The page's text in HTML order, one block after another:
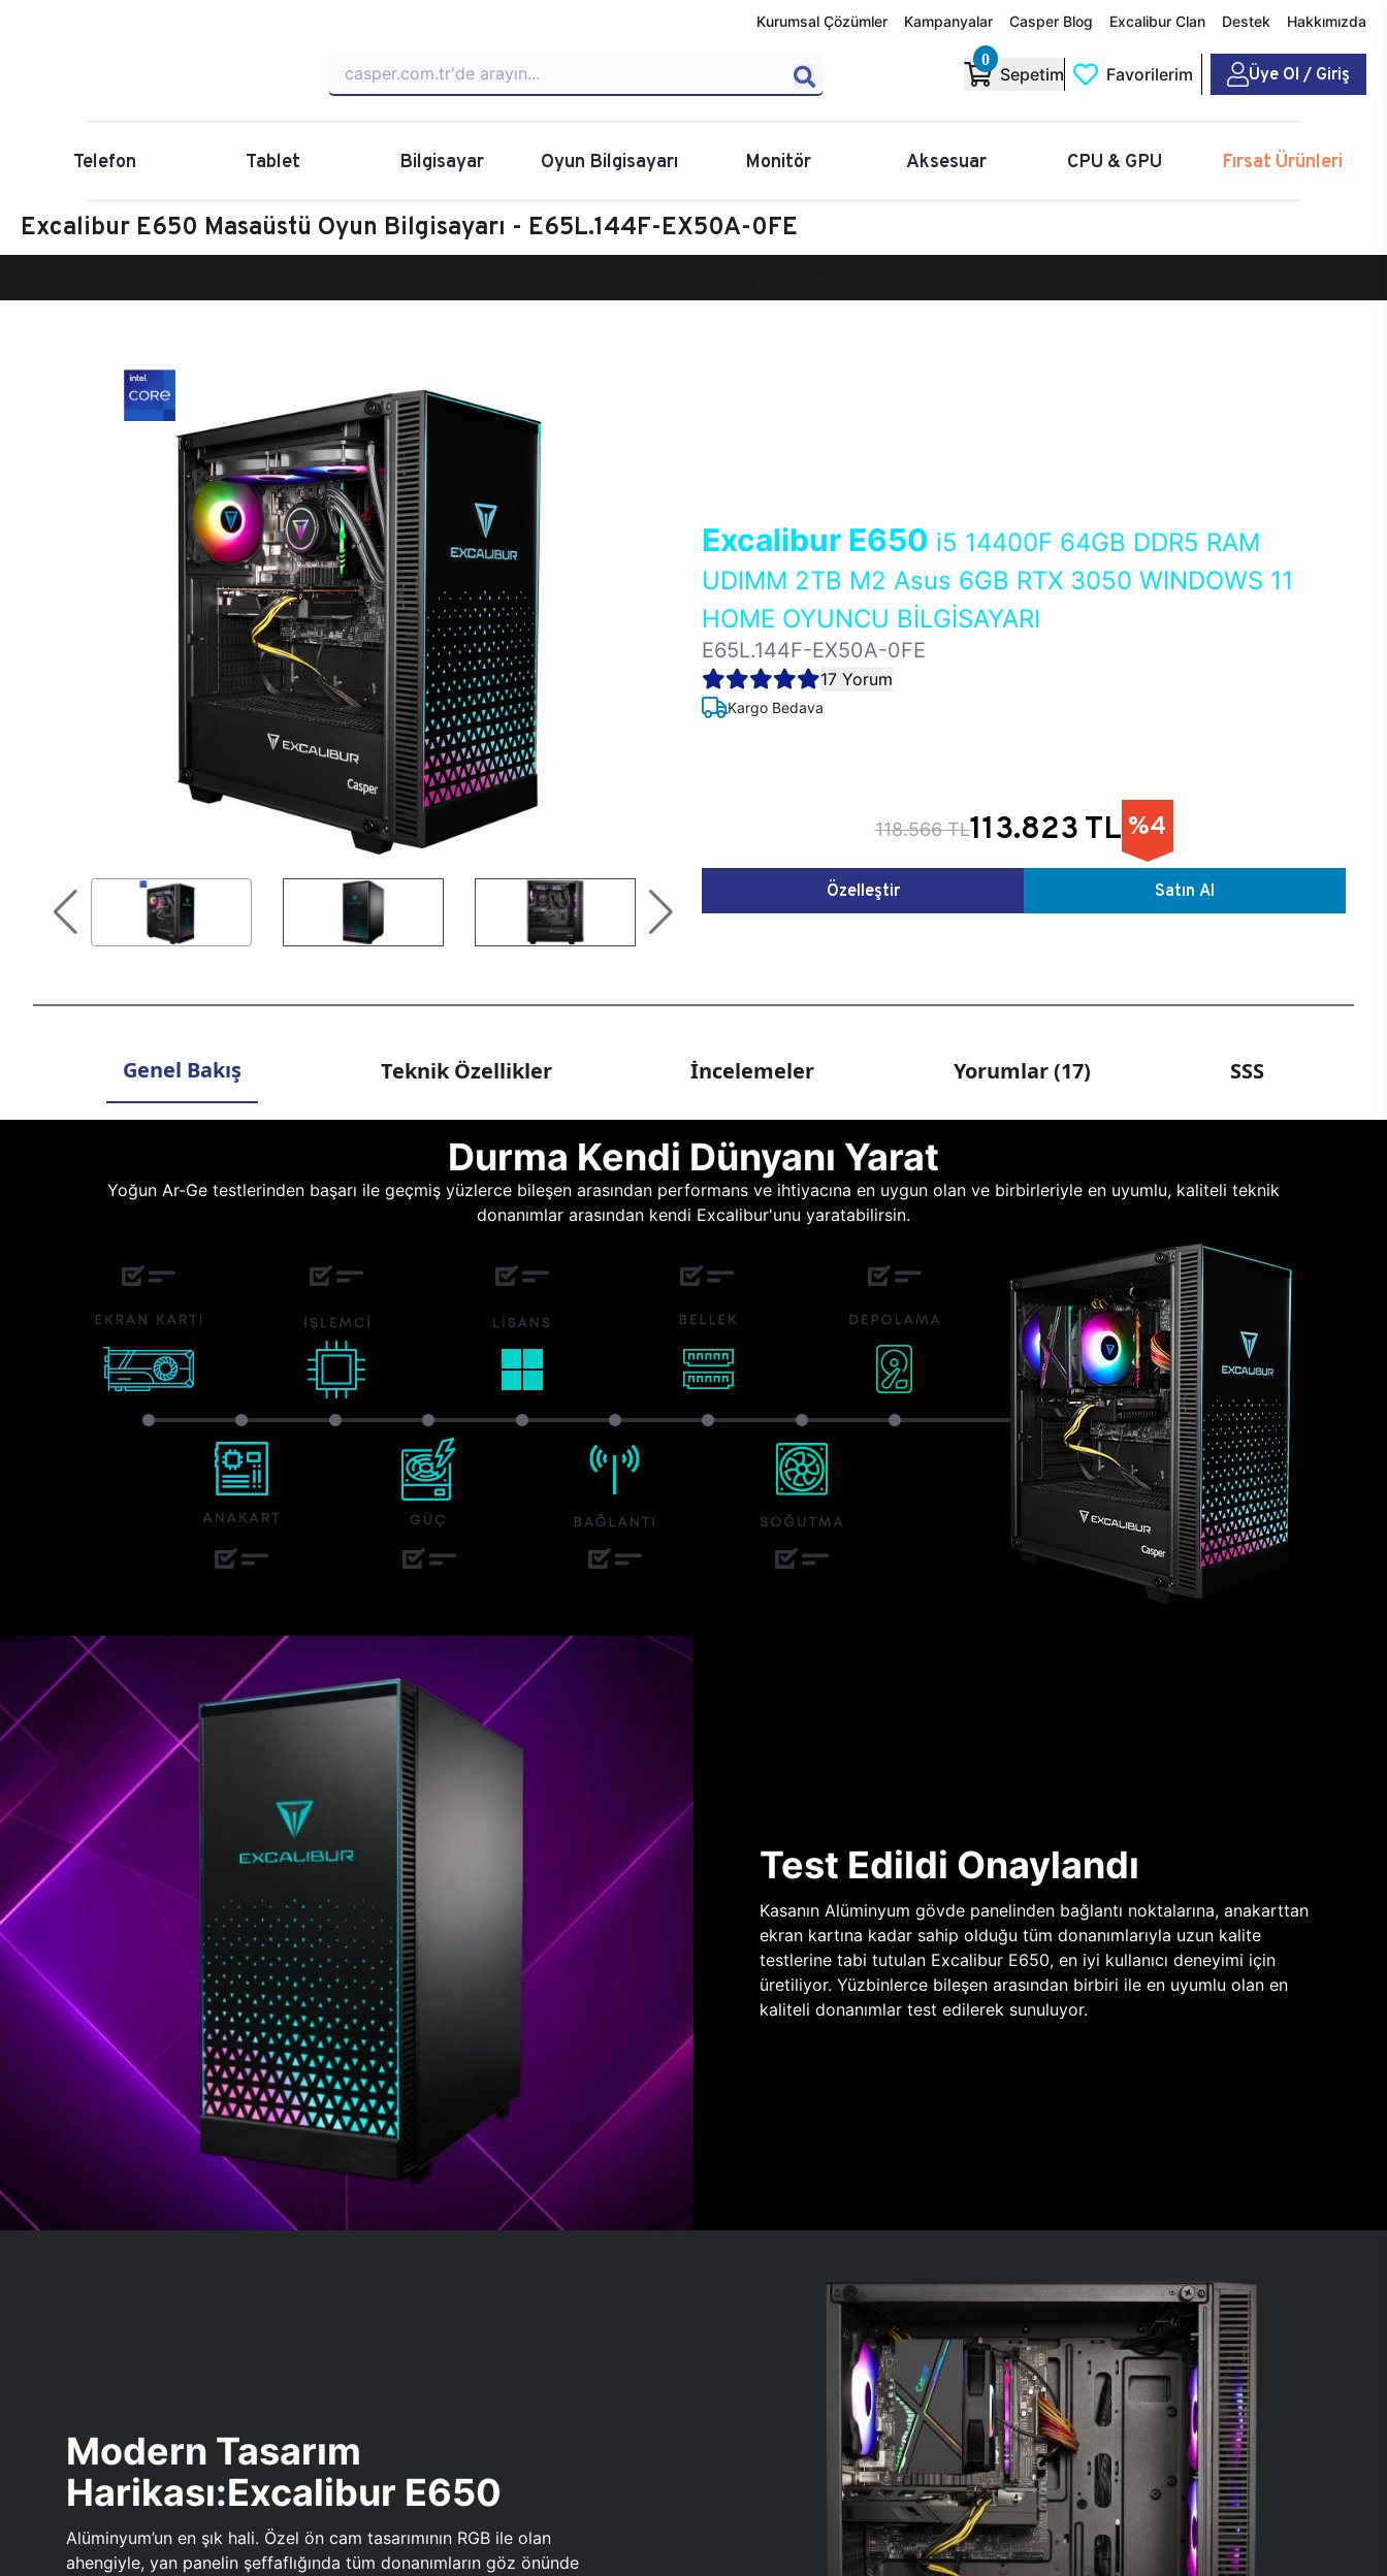
Kurumsal Çözümler Kampanyalar Casper Blog Excalibur Clan Destek Hakkımızda
0
Sepetim Favorilerim Üye Ol / Giriş
Telefon Tablet Bilgisayar Oyun Bilgisayarı Monitör Aksesuar CPU & GPU Fırsat Ürünleri
Excalibur E650 Masaüstü Oyun Bilgisayarı - E65L.144F-EX50A-0FE
Excalibur E650 i5 14400F 64GB DDR5 RAM
UDIMM 2TB M2 Asus 6GB RTX 3050 WINDOWS 11
HOME OYUNCU BİLGİSAYARI
E65L.144F-EX50A-0FE
17 Yorum
Kargo Bedava
118.566 TL113.823 TL %4
Özelleştir Satın Al
Genel Bakış Teknik Özellikler İncelemeler Yorumlar (17) SSS
Durma Kendi Dünyanı Yarat
Yoğun Ar-Ge testlerinden başarı ile geçmiş yüzlerce bileşen arasından performans ve ihtiyacına en uygun olan ve birbirleriyle en uyumlu, kaliteli teknik
donanımlar arasından kendi Excalibur'unu yaratabilirsin.
Test Edildi Onaylandı
Kasanın Alüminyum gövde panelinden bağlantı noktalarına, anakarttan
ekran kartına kadar sahip olduğu tüm donanımlarıyla uzun kalite
testlerine tabi tutulan Excalibur E650, en iyi kullanıcı deneyimi için
üretiliyor. Yüzbinlerce bileşen arasından birbiri ile en uyumlu olan en
kaliteli donanımlar test edilerek sunuluyor.
Modern Tasarım
Harikası:Excalibur E650
Alüminyum’un en şık hali. Özel ön cam tasarımının RGB ile olan
ahengiyle, yan panelin şeffaflığında tüm donanımların göz önünde